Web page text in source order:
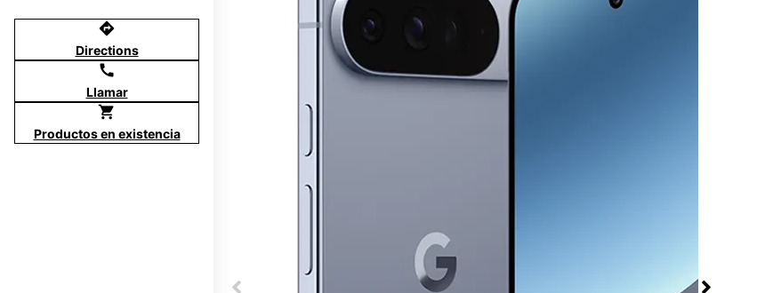
directions
Directions
call
Llamar
shopping_cart
Productos en existencia